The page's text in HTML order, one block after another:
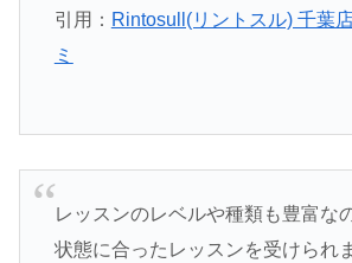
引用： Rintosull(リントスル) 千葉
ミ
レッスンのレベルや種類も豊富な
状態に合ったレッスンを受けられ